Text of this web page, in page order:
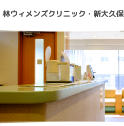
林ウィメンズクリニック・新大久保